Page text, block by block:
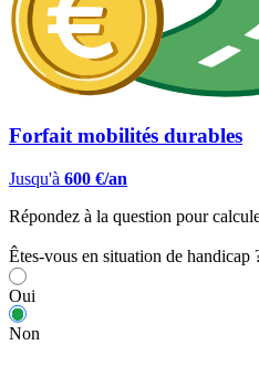
Forfait mobilités durables
Jusqu'à 600 €/an
Répondez à la question pour
Êtes-vous en situation de handicap
Oui
Non